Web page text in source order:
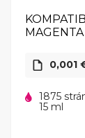
MAGENTA
0,001
1875
15 ml